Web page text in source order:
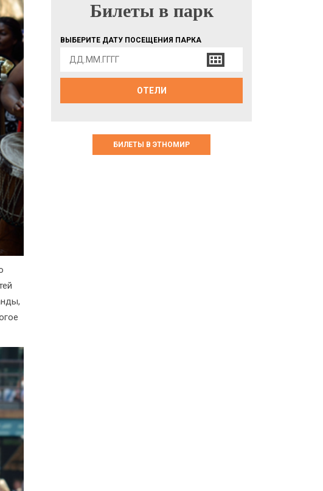
БИЛЕТЫ В ПАРК
Билеты в парк
ВЫБЕРИТЕ ДАТУ ПОСЕЩЕНИЯ ПАРКА
ОТЕЛИ
БИЛЕТЫ В ЭТНОМИР